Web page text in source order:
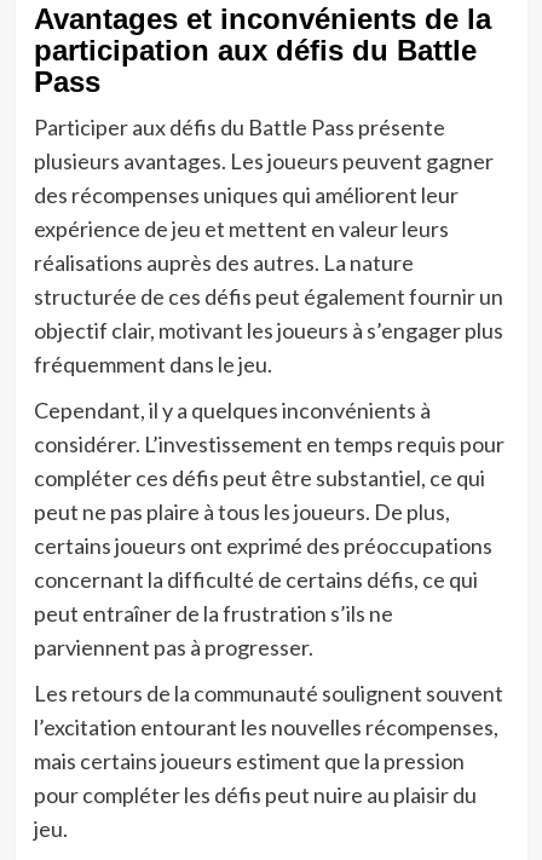
Avantages et inconvénients de la
participation aux défis du Battle
Pass
Participer aux défis du Battle Pass présente
plusieurs avantages. Les joueurs peuvent gagner
des récompenses uniques qui améliorent leur
expérience de jeu et mettent en valeur leurs
réalisations auprès des autres. La nature
structurée de ces défis peut également fournir un
objectif clair, motivant les joueurs à s’engager plus
fréquemment dans le jeu.
Cependant, il y a quelques inconvénients à
considérer. L’investissement en temps requis pour
compléter ces défis peut être substantiel, ce qui
peut ne pas plaire à tous les joueurs. De plus,
certains joueurs ont exprimé des préoccupations
concernant la difficulté de certains défis, ce qui
peut entraîner de la frustration s’ils ne
parviennent pas à progresser.
Les retours de la communauté soulignent souvent
l’excitation entourant les nouvelles récompenses,
mais certains joueurs estiment que la pression
pour compléter les défis peut nuire au plaisir du
jeu.